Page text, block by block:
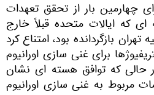
6 نوامبر برای چهارمین بار از تحقق تعهدات
که ایالات متحده قبلاً خارج
بازگردانده بود، امتناع کرد
برای غنی سازی اورانیوم
حالی که توافق هسته ای نشان
مربوط به غنی سازی اورانیوم